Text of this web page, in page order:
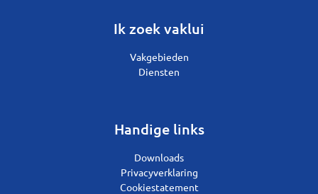
Ik zoek vaklui
Vakgebieden
Diensten
Handige links
Downloads
Privacyverklaring
Cookiestatement